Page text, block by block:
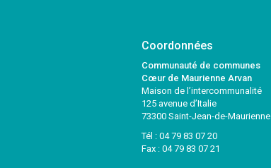
Coordonnées
Communauté de communes
Cœur de Maurienne Arvan
Maison de l’intercommunalité
125 avenue d’Italie
73300 Saint-Jean-de-Maurienne
Tél : 04 79 83 07 20
Fax : 04 79 83 07 21